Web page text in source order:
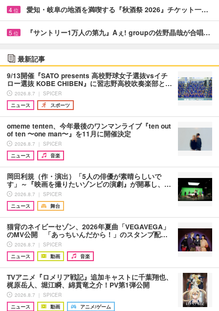
4 位 愛知・岐阜の地酒を満喫する『秋酒祭 2026』チケット一…
5 位 『サントリー1万人の第九』Aぇ! groupの佐野晶哉が合唱…
最新記事
9/13開催『SATO presents 高校野球女子選抜vsイチ
ロー選抜 KOBE CHIBEN』に習志野高校吹奏楽部と…
2026.8.7 ｜ SPICER
ニュース
スポーツ
omeme tenten、今年最後のワンマンライブ『ten out
of ten 〜one man〜』を11月に開催決定
2026.8.7 ｜ SPICER
ニュース
音楽
岡田利規（作・演出）「5人の俳優が素晴らしいで
す」～『映画を撮りたいゾンビの演劇』が開幕し、…
2026.8.7 ｜ SPICER
ニュース
舞台
猫背のネイビーセゾン、2026年夏曲「VEGAVEGA」
のMV公開 「あっちいんだから！」のスタンプ配…
2026.8.7 ｜ SPICER
ニュース
動画 音楽
TVアニメ『ロメリア戦記』追加キャストに千葉翔也、
梶原岳人、堀江瞬、綿貫竜之介！PV第1弾公開
2026.8.7 ｜ SPICER
ニュース
動画 アニメ/ゲーム